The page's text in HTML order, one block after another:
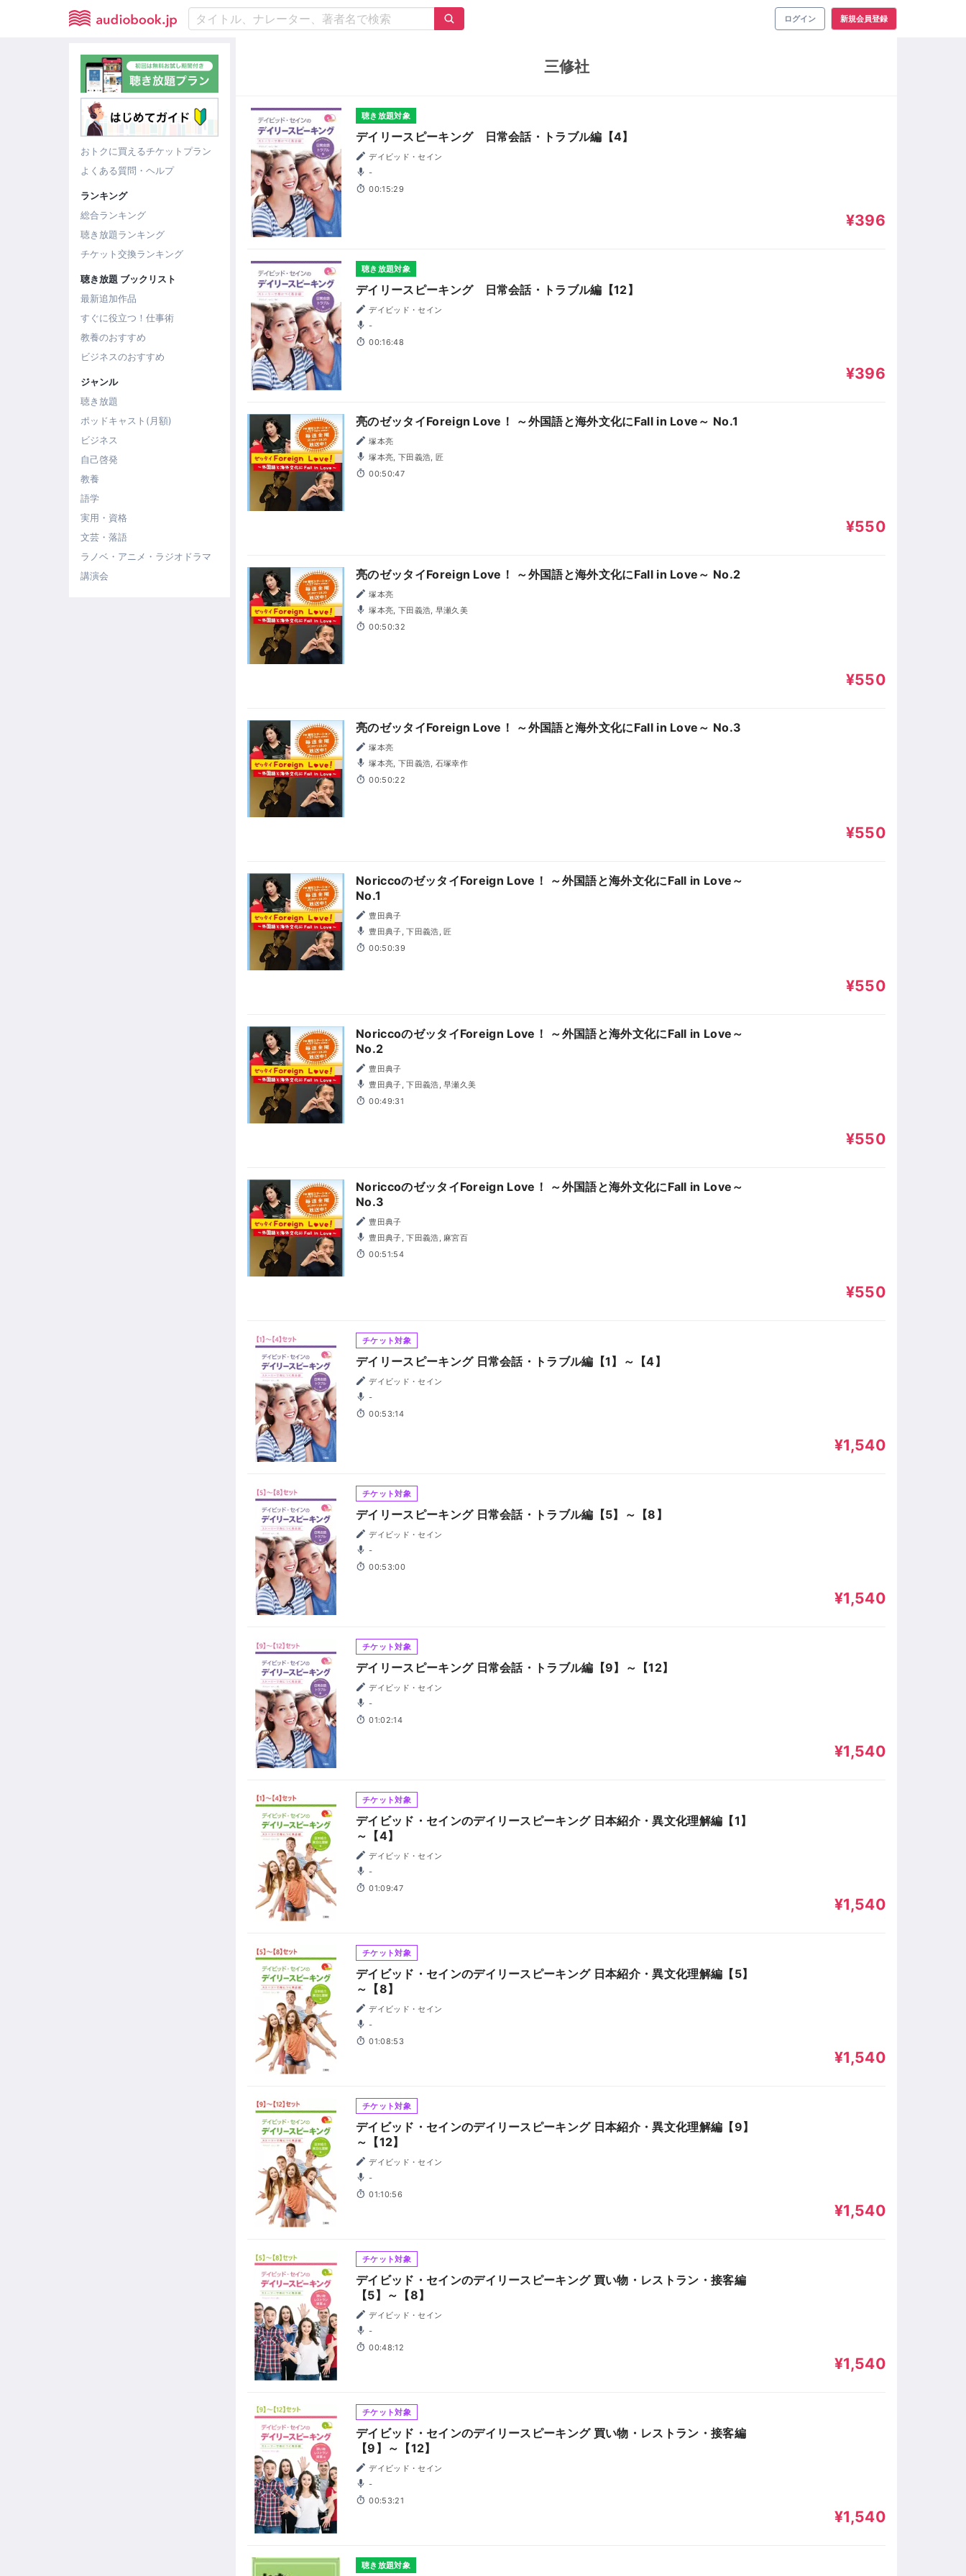
ログイン 新規会員登録
おトクに買えるチケットプラン
よくある質問・ヘルプ
ランキング
総合ランキング
聴き放題ランキング
チケット交換ランキング
聴き放題 ブックリスト
最新追加作品
すぐに役立つ！仕事術
教養のおすすめ
ビジネスのおすすめ
ジャンル
聴き放題
ポッドキャスト(月額)
ビジネス
自己啓発
教養
語学
実用・資格
文芸・落語
ラノベ・アニメ・ラジオドラマ
講演会
三修社
聴き放題対象
デイリースピーキング 日常会話・トラブル編【4】
デイビッド・セイン
-
00:15:29
¥396
聴き放題対象
デイリースピーキング 日常会話・トラブル編【12】
デイビッド・セイン
-
00:16:48
¥396
亮のゼッタイForeign Love！ ～外国語と海外文化にFall in Love～ No.1
塚本亮
塚本亮, 下田義浩, 匠
00:50:47
¥550
亮のゼッタイForeign Love！ ～外国語と海外文化にFall in Love～ No.2
塚本亮
塚本亮, 下田義浩, 早瀬久美
00:50:32
¥550
亮のゼッタイForeign Love！ ～外国語と海外文化にFall in Love～ No.3
塚本亮
塚本亮, 下田義浩, 石塚幸作
00:50:22
¥550
NoriccoのゼッタイForeign Love！ ～外国語と海外文化にFall in Love～
No.1
豊田典子
豊田典子, 下田義浩, 匠
00:50:39
¥550
NoriccoのゼッタイForeign Love！ ～外国語と海外文化にFall in Love～
No.2
豊田典子
豊田典子, 下田義浩, 早瀬久美
00:49:31
¥550
NoriccoのゼッタイForeign Love！ ～外国語と海外文化にFall in Love～
No.3
豊田典子
豊田典子, 下田義浩, 麻宮百
00:51:54
¥550
チケット対象
デイリースピーキング 日常会話・トラブル編【1】～【4】
デイビッド・セイン
-
00:53:14
¥1,540
チケット対象
デイリースピーキング 日常会話・トラブル編【5】～【8】
デイビッド・セイン
-
00:53:00
¥1,540
チケット対象
デイリースピーキング 日常会話・トラブル編【9】～【12】
デイビッド・セイン
-
01:02:14
¥1,540
チケット対象
デイビッド・セインのデイリースピーキング 日本紹介・異文化理解編【1】
～【4】
デイビッド・セイン
-
01:09:47
¥1,540
チケット対象
デイビッド・セインのデイリースピーキング 日本紹介・異文化理解編【5】
～【8】
デイビッド・セイン
-
01:08:53
¥1,540
チケット対象
デイビッド・セインのデイリースピーキング 日本紹介・異文化理解編【9】
～【12】
デイビッド・セイン
-
01:10:56
¥1,540
チケット対象
デイビッド・セインのデイリースピーキング 買い物・レストラン・接客編
【5】～【8】
デイビッド・セイン
-
00:48:12
¥1,540
チケット対象
デイビッド・セインのデイリースピーキング 買い物・レストラン・接客編
【9】～【12】
デイビッド・セイン
-
00:53:21
¥1,540
聴き放題対象